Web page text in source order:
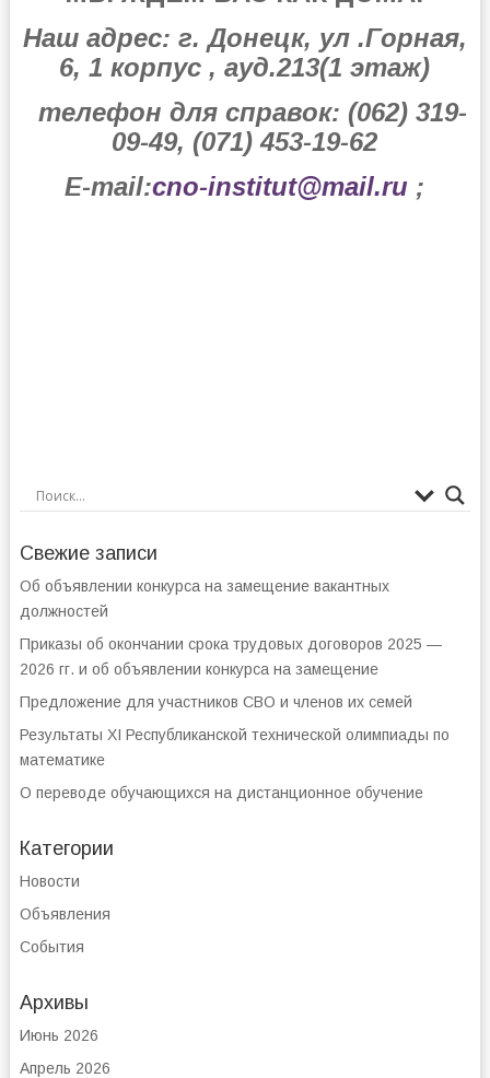
Наш адрес: г. Донецк, ул .Горная,
6, 1 корпус , ауд.213(1 этаж)
телефон для справок: (062) 319-
09-49, (071) 453-19-62
E-mail:cno-institut@mail.ru ;
Свежие записи
Об объявлении конкурса на замещение вакантных
должностей
Приказы об окончании срока трудовых договоров 2025 —
2026 гг. и об объявлении конкурса на замещение
Предложение для участников СВО и членов их семей
Результаты XI Республиканской технической олимпиады по
математике
О переводе обучающихся на дистанционное обучение
Категории
Новости
Объявления
События
Архивы
Июнь 2026
Апрель 2026